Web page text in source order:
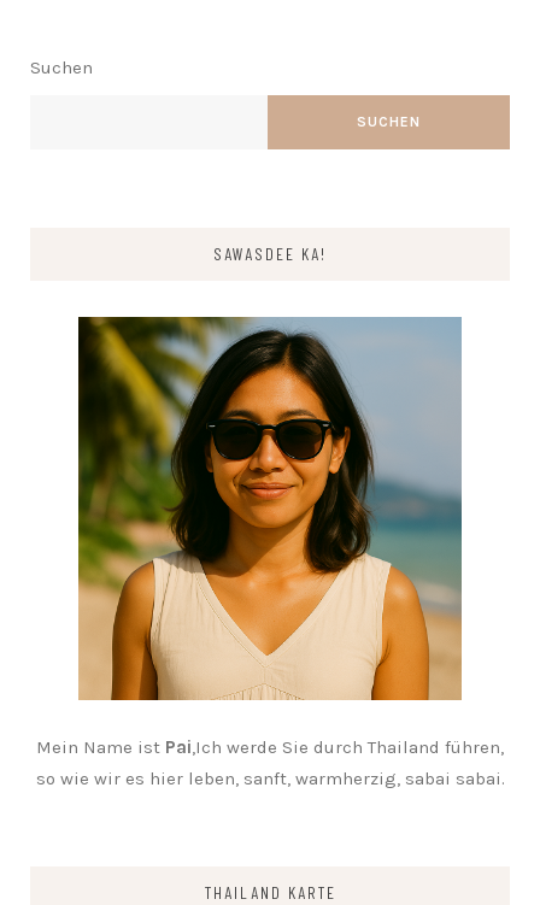
Suchen
SUCHEN
SAWASDEE KA!
Mein Name ist Pai,Ich werde Sie durch Thailand führen,
so wie wir es hier leben, sanft, warmherzig, sabai sabai.
THAILAND KARTE